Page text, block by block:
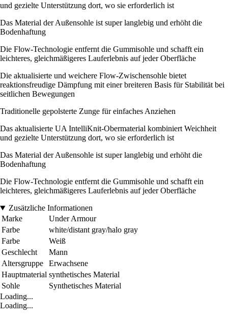
und gezielte Unterstützung dort, wo sie erforderlich ist
Das Material der Außensohle ist super langlebig und erhöht die
Bodenhaftung
Die Flow-Technologie entfernt die Gummisohle und schafft ein
leichteres, gleichmäßigeres Lauferlebnis auf jeder Oberfläche
Die aktualisierte und weichere Flow-Zwischensohle bietet
reaktionsfreudige Dämpfung mit einer breiteren Basis für Stabilität bei
seitlichen Bewegungen
Traditionelle gepolsterte Zunge für einfaches Anziehen
Das aktualisierte UA IntelliKnit-Obermaterial kombiniert Weichheit
und gezielte Unterstützung dort, wo sie erforderlich ist
Das Material der Außensohle ist super langlebig und erhöht die
Bodenhaftung
Die Flow-Technologie entfernt die Gummisohle und schafft ein
leichteres, gleichmäßigeres Lauferlebnis auf jeder Oberfläche
Zusätzliche Informationen
Marke
Under Armour
Farbe
white/distant gray/halo gray
Farbe
Weiß
Geschlecht
Mann
Altersgruppe
Erwachsene
Hauptmaterial synthetisches Material
Sohle
Synthetisches Material
Loading...
Loading...